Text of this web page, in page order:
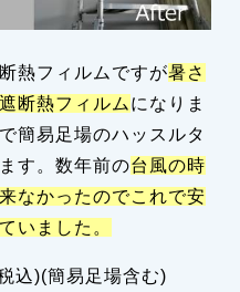
熱フィルムですが暑さ
断熱フィルムになりま
簡易足場のハッスルタ
す。数年前の台風の時
なかったのでこれで安
いました。
込)(簡易足場含む)